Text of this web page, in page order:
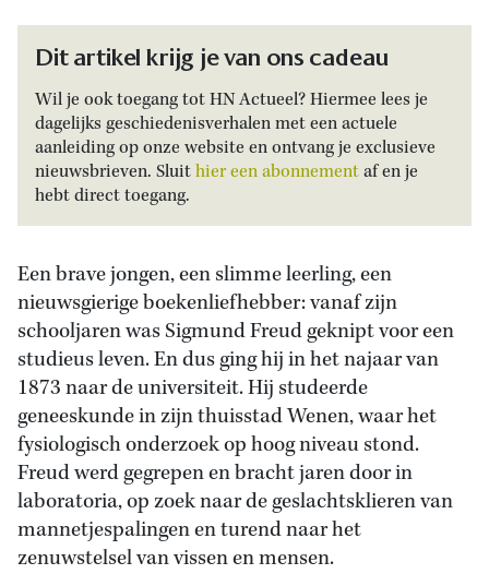
Dit artikel krijg je van ons cadeau
Wil je ook toegang tot HN Actueel? Hiermee lees je
dagelijks geschiedenisverhalen met een actuele
aanleiding op onze website en ontvang je exclusieve
nieuwsbrieven. Sluithier een abonnementaf en je
hebt direct toegang.
Een brave jongen, een slimme leerling, een
nieuwsgierige boekenliefhebber: vanaf zijn
schooljaren was Sigmund Freud geknipt voor een
studieus leven. En dus ging hij in het najaar van
1873 naar de universiteit. Hij studeerde
geneeskunde in zijn thuisstad Wenen, waar het
fysiologisch onderzoek op hoog niveau stond.
Freud werd gegrepen en bracht jaren door in
laboratoria, op zoek naar de geslachtsklieren van
mannetjespalingen en turend naar het
zenuwstelsel van vissen en mensen.